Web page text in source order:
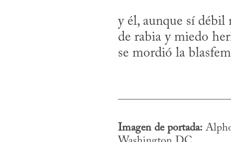
y él, aunque sí débil
de rabia y miedo
Imagen de portada: